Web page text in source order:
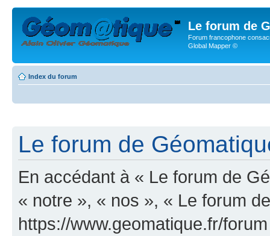
Le forum de
Forum francophone
Global Mapper ©
Index du forum
Le forum de
En accédant à « Le forum de
« notre », « nos », « Le forum
https://www.geomatique.fr/